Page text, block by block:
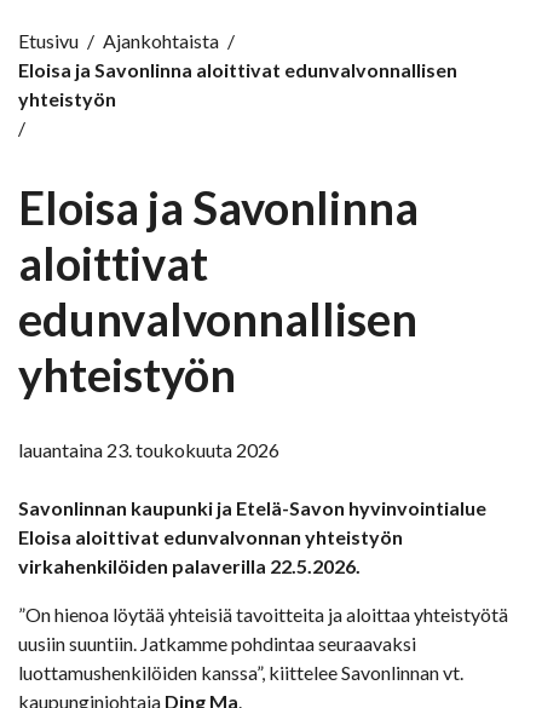
Etusivu / Ajankohtaista /
Eloisa ja Savonlinna aloittivat edunvalvonnallisen
yhteistyön
/
Eloisa ja Savonlinna
aloittivat
edunvalvonnallisen
yhteistyön
lauantaina 23. toukokuuta 2026
Savonlinnan kaupunki ja Etelä-Savon hyvinvointialue
Eloisa aloittivat edunvalvonnan yhteistyön
virkahenkilöiden palaverilla 22.5.2026.
”On hienoa löytää yhteisiä tavoitteita ja aloittaa yhteistyötä
uusiin suuntiin. Jatkamme pohdintaa seuraavaksi
luottamushenkilöiden kanssa”, kiittelee Savonlinnan vt.
kaupunginjohtaja Ding Ma.